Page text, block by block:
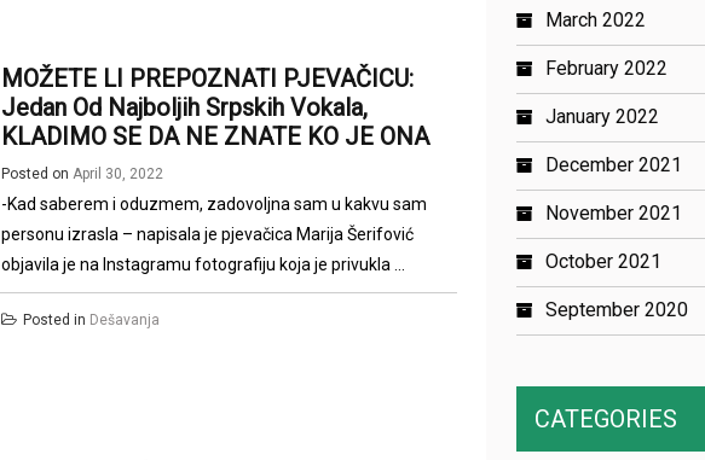
MOŽETE LI PREPOZNATI PJEVAČICU:
Jedan Od Najboljih Srpskih Vokala,
KLADIMO SE DA NE ZNATE KO JE ONA
Posted onApril 30, 2022
-Kad saberem i oduzmem, zadovoljna sam u kakvu sam
personu izrasla – napisala je pjevačica Marija Šerifović
objavila je na Instagramu fotografiju koja je privukla ...
Posted in Dešavanja
March 2022
February 2022
January 2022
December 2021
November 2021
October 2021
September 2020
CATEGORIES